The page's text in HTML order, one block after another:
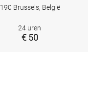
Brussels, België
24 uren
€ 50